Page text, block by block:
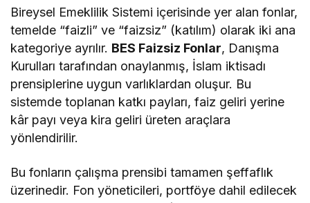
Bireysel Emeklilik Sistemi içerisinde yer alan fonlar,
temelde “faizli” ve “faizsiz” (katılım) olarak iki ana
kategoriye ayrılır. BES Faizsiz Fonlar, Danışma
Kurulları tarafından onaylanmış, İslam iktisadı
prensiplerine uygun varlıklardan oluşur. Bu
sistemde toplanan katkı payları, faiz geliri yerine
kâr payı veya kira geliri üreten araçlara
yönlendirilir.
Bu fonların çalışma prensibi tamamen şeffaflık
üzerinedir. Fon yöneticileri, portföye dahil edilecek